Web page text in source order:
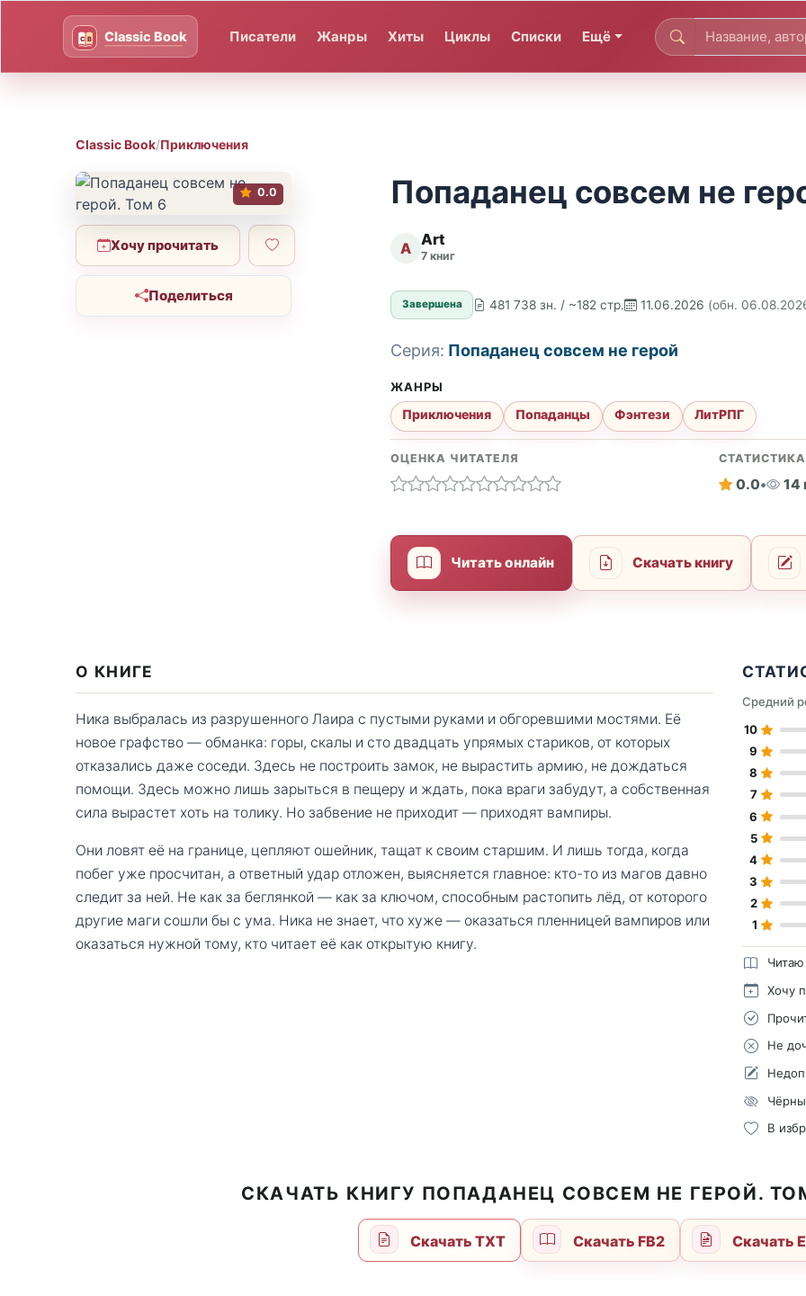
Писатели Жанры Хиты Циклы Списки Ещё
Classic Book/Приключения
0.0
Хочу прочитать
Поделиться
Попаданец совсем не
A Art
7 книг
Завершена 481 738 зн. / ~182 стр. 11.06.2026 (обн.
Серия: Попаданец совсем не герой
ЖАНРЫ
Приключения Попаданцы Фэнтези ЛитРПГ
ОЦЕНКА ЧИТАТЕЛЯ СТАТИСТИКА
0.0• 14
Читать онлайн Скачать книгу
О КНИГЕ
Ника выбралась из разрушенного Лаира с пустыми руками и обгоревшими мостями. Её
новое графство — обманка: горы, скалы и сто двадцать упрямых стариков, от которых
отказались даже соседи. Здесь не построить замок, не вырастить армию, не дождаться
помощи. Здесь можно лишь зарыться в пещеру и ждать, пока враги забудут, а собственная
сила вырастет хоть на толику. Но забвение не приходит — приходят вампиры.
Они ловят её на границе, цепляют ошейник, тащат к своим старшим. И лишь тогда, когда
побег уже просчитан, а ответный удар отложен, выясняется главное: кто-то из магов давно
следит за ней. Не как за беглянкой — как за ключом, способным растопить лёд, от которого
другие маги сошли бы с ума. Ника не знает, что хуже — оказаться пленницей вампиров или
оказаться нужной тому, кто читает её как открытую книгу.
Средний
10
9
8
7
6
5
4
3
2
1
Читаю
Хочу
Не
В
СКАЧАТЬ КНИГУ ПОПАДАНЕЦ СОВСЕМ НЕ ГЕРОЙ.
Скачать TXT Скачать FB2 Скачать